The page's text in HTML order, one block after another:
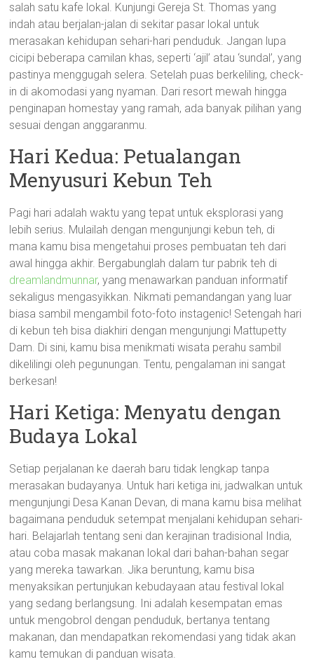
salah satu kafe lokal. Kunjungi Gereja St. Thomas yang
indah atau berjalan-jalan di sekitar pasar lokal untuk
merasakan kehidupan sehari-hari penduduk. Jangan lupa
cicipi beberapa camilan khas, seperti ‘ajil’ atau ‘sundal’, yang
pastinya menggugah selera. Setelah puas berkeliling, check-
in di akomodasi yang nyaman. Dari resort mewah hingga
penginapan homestay yang ramah, ada banyak pilihan yang
sesuai dengan anggaranmu.
Hari Kedua: Petualangan
Menyusuri Kebun Teh
Pagi hari adalah waktu yang tepat untuk eksplorasi yang
lebih serius. Mulailah dengan mengunjungi kebun teh, di
mana kamu bisa mengetahui proses pembuatan teh dari
awal hingga akhir. Bergabunglah dalam tur pabrik teh di
dreamlandmunnar, yang menawarkan panduan informatif
sekaligus mengasyikkan. Nikmati pemandangan yang luar
biasa sambil mengambil foto-foto instagenic! Setengah hari
di kebun teh bisa diakhiri dengan mengunjungi Mattupetty
Dam. Di sini, kamu bisa menikmati wisata perahu sambil
dikelilingi oleh pegunungan. Tentu, pengalaman ini sangat
berkesan!
Hari Ketiga: Menyatu dengan
Budaya Lokal
Setiap perjalanan ke daerah baru tidak lengkap tanpa
merasakan budayanya. Untuk hari ketiga ini, jadwalkan untuk
mengunjungi Desa Kanan Devan, di mana kamu bisa melihat
bagaimana penduduk setempat menjalani kehidupan sehari-
hari. Belajarlah tentang seni dan kerajinan tradisional India,
atau coba masak makanan lokal dari bahan-bahan segar
yang mereka tawarkan. Jika beruntung, kamu bisa
menyaksikan pertunjukan kebudayaan atau festival lokal
yang sedang berlangsung. Ini adalah kesempatan emas
untuk mengobrol dengan penduduk, bertanya tentang
makanan, dan mendapatkan rekomendasi yang tidak akan
kamu temukan di panduan wisata.